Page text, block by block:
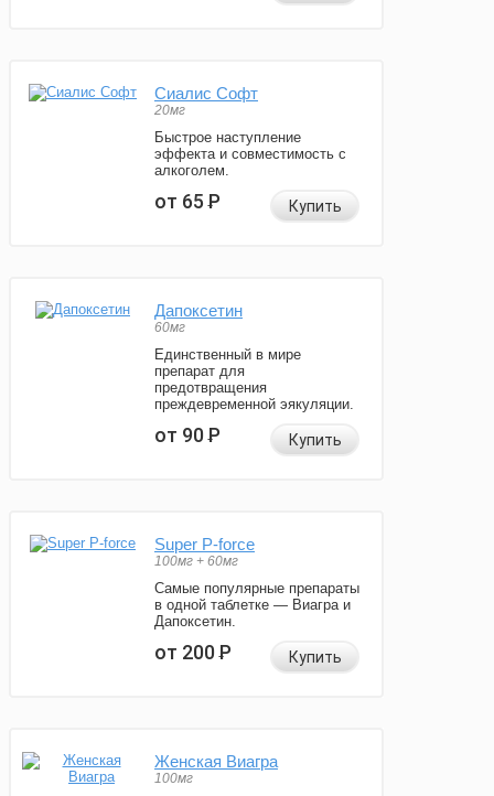
Сиалис Софт
20мг
Быстрое наступление
эффекта и совместимость с
алкоголем.
от 65Р Купить
Дапоксетин
60мг
Единственный в мире
препарат для
предотвращения
преждевременной эякуляции.
от 90Р Купить
Super P-force
100мг + 60мг
Самые популярные препараты
в одной таблетке — Виагра и
Дапоксетин.
от 200Р Купить
Женская Виагра
100мг